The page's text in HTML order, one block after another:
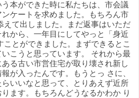
本ができた時に私たちは、市会議
ケートを求めました。もちろん市
えて出しました。まだ返事はいただ
から、一年目にしてやっと「身近
ことができました。まずできるとこ
こうと思っています。 それから最
る古い市営住宅が取り壊され新し
が入ったんです。もうとっ さに、
いいなと思って、とりあえず近所
ます。もちろんどうなるかわか り